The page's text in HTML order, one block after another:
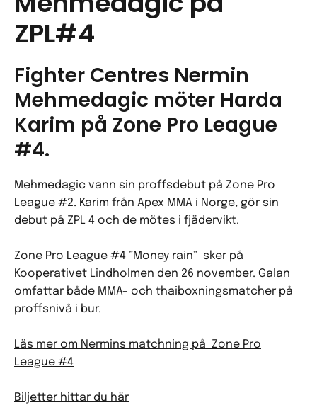
ZPL#4
Fighter Centres Nermin
Mehmedagic möter Harda
Karim på Zone Pro League
#4.
Mehmedagic vann sin proffsdebut på Zone Pro
League #2. Karim från Apex MMA i Norge, gör sin
debut på ZPL 4 och de mötes i fjädervikt.
Zone Pro League #4 ”Money rain” sker på
Kooperativet Lindholmen den 26 november. Galan
omfattar både MMA- och thaiboxningsmatcher på
proffsnivå i bur.
Läs mer om Nermins matchning på Zone Pro
League #4
Biljetter hittar du här